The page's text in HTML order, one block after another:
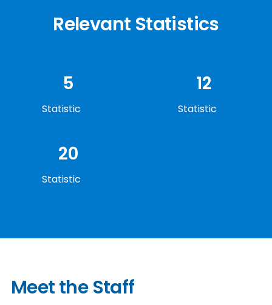
Relevant Statistics
5
Statistic
12
Statistic
20
Statistic
Meet the Staff